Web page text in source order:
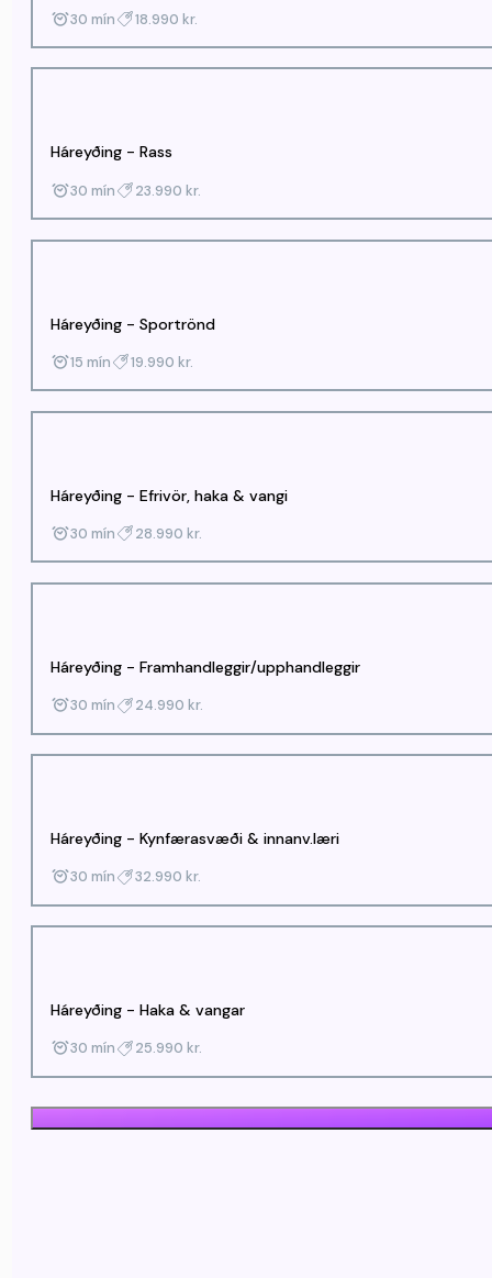
30 mín 18.990 kr.
Háreyðing - Rass
30 mín 23.990 kr.
Háreyðing - Sportrönd
15 mín 19.990 kr.
Háreyðing - Efrivör, haka & vangi
30 mín 28.990 kr.
Háreyðing - Framhandleggir/upphandleggir
30 mín 24.990 kr.
Háreyðing - Kynfærasvæði & innanv.læri
30 mín 32.990 kr.
Háreyðing - Haka & vangar
30 mín 25.990 kr.